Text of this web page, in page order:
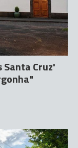
Cruz'